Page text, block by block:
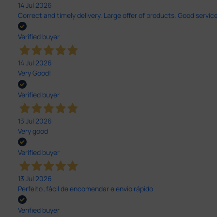
14 Jul 2026
Correct and timely delivery. Large offer of products. Good
Verified buyer
14 Jul 2026
Very Good!
Verified buyer
13 Jul 2026
Very good
Verified buyer
13 Jul 2026
Perfeito ,fácil de encomendar e envio rápido
Verified buyer